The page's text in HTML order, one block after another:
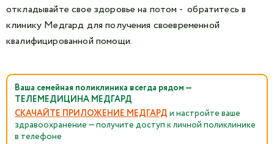
откладывайте свое здоровье на потом - обратитесь в
клинику Медгард для получения своевременной
квалифицированной помощи.
Ваша семейная поликлиника всегда рядом —
ТЕЛЕМЕДИЦИНА МЕДГАРД
СКАЧАЙТЕ ПРИЛОЖЕНИЕ МЕДГАРД и настройте ваше
здравоохранение — получите доступ к личной поликлинике
в телефоне